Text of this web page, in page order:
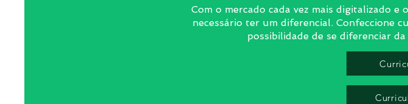
Com o mercado cada vez mais digitalizado e
necessário ter um diferencial. Confeccione
possibilidade de se diferenciar